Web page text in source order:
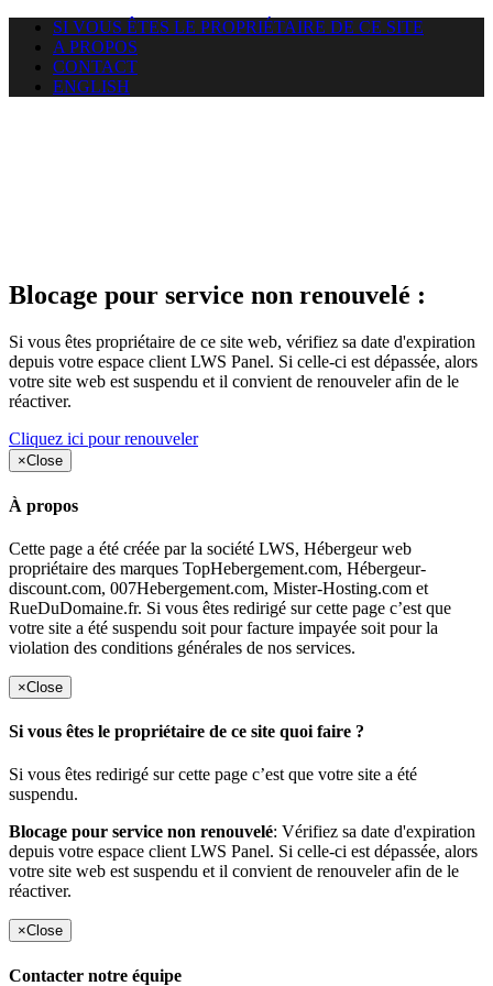
SI VOUS ÊTES LE PROPRIÉTAIRE DE CE SITE
A PROPOS
CONTACT
ENGLISH
Blocage pour service non renouvelé :
Si vous êtes propriétaire de ce site web, vérifiez sa date d'expiration
depuis votre espace client LWS Panel. Si celle-ci est dépassée, alors
votre site web est suspendu et il convient de renouveler afin de le
réactiver.
Cliquez ici pour renouveler
×Close
À propos
Cette page a été créée par la société LWS, Hébergeur web
propriétaire des marques TopHebergement.com, Hébergeur-
discount.com, 007Hebergement.com, Mister-Hosting.com et
RueDuDomaine.fr. Si vous êtes redirigé sur cette page c’est que
votre site a été suspendu soit pour facture impayée soit pour la
violation des conditions générales de nos services.
×Close
Si vous êtes le propriétaire de ce site quoi faire ?
Si vous êtes redirigé sur cette page c’est que votre site a été
suspendu.
Blocage pour service non renouvelé: Vérifiez sa date d'expiration
depuis votre espace client LWS Panel. Si celle-ci est dépassée, alors
votre site web est suspendu et il convient de renouveler afin de le
réactiver.
×Close
Contacter notre équipe